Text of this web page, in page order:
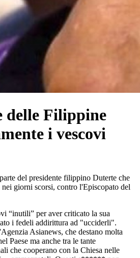
delle Filippine
i vescovi
del presidente filippino Duterte che
giorni scorsi, contro l'Episcopato del
“inutili” per aver criticato la sua
i fedeli addirittura ad "ucciderli".
Asianews, che destano molta
Paese ma anche tra le tante
che cooperano con la Chiesa nelle